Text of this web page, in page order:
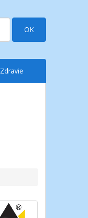
OK
Zdravie